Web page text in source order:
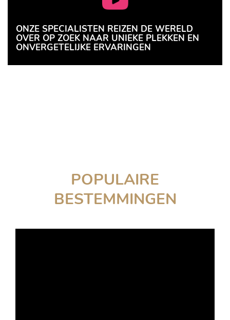
ONZE SPECIALISTEN REIZEN DE WERELD
OVER OP ZOEK NAAR UNIEKE PLEKKEN EN
ONVERGETELIJKE ERVARINGEN
POPULAIRE
BESTEMMINGEN